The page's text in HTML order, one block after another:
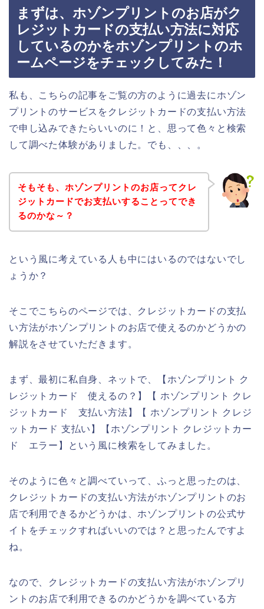
まずは、ホゾンプリントのお店がク
レジットカードの支払い方法に対応
しているのかをホゾンプリントのホ
ームページをチェックしてみた！
私も、こちらの記事をご覧の方のように過去にホゾン
プリントのサービスをクレジットカードの支払い方法
で申し込みできたらいいのに！と、思って色々と検索
して調べた体験がありました。でも、、、。
そもそも、ホゾンプリントのお店ってクレ
ジットカードでお支払いすることってでき
るのかな～？
という風に考えている人も中にはいるのではないでし
ょうか？
そこでこちらのページでは、クレジットカードの支払
い方法がホゾンプリントのお店で使えるのかどうかの
解説をさせていただきます。
まず、最初に私自身、ネットで、【ホゾンプリント ク
レジットカード 使えるの？】【 ホゾンプリント クレ
ジットカード 支払い方法】【 ホゾンプリント クレジ
ットカード 支払い】【ホゾンプリント クレジットカー
ド エラー】という風に検索をしてみました。
そのように色々と調べていって、ふっと思ったのは、
クレジットカードの支払い方法がホゾンプリントのお
店で利用できるかどうかは、ホゾンプリントの公式サ
イトをチェックすればいいのでは？と思ったんですよ
ね。
なので、クレジットカードの支払い方法がホゾンプリ
ントのお店で利用できるのかどうかを調べている方